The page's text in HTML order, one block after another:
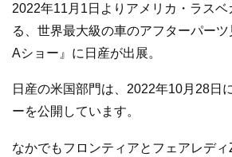
2022年11月1日よりアメリカ・ラス
る、世界最大級の車のアフターパー
Aショー』に日産が出展。
日産の米国部門は、2022年10月28日
ーを公開しています。
なかでもフロンティアとフェアレデ